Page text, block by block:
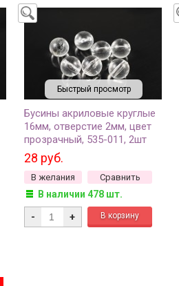
Быстрый просмотр
Бусины акриловые круглые
16мм, отверстие 2мм, цвет
прозрачный, 535-011, 2шт
28 руб.
В желания Сравнить
В наличии 478 шт.
- +